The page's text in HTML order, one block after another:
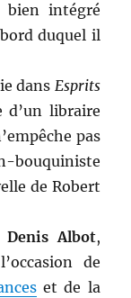
bien intégré
duquel il
dans Esprits
d’un libraire
pas
bouquiniste
de Robert
Denis Albot,
de
et de la